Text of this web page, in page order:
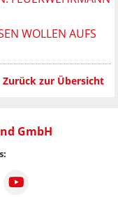
WOLLEN AUFS
Zurück zur Übersicht
GmbH